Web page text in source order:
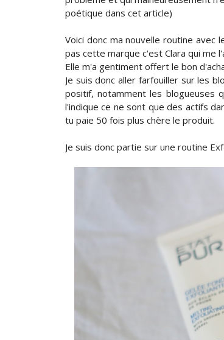
poétique dans cet article)
Voici donc ma nouvelle routine avec
pas cette marque c'est Clara qui me
Elle m'a gentiment offert le bon
Je suis donc aller farfouiller sur les
positif, notamment les blogueuses
l'indique ce ne sont que des actifs
tu paie 50 fois plus chère le produit.
Je suis donc partie sur une routine